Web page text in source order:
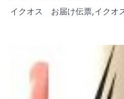
イクオス お届け伝票,イクオ